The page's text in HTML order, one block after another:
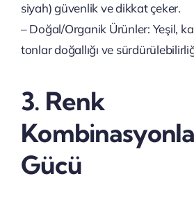
siyah) güvenlik ve dikkat çeker.
– Doğal/Organik Ürünler: Yeşil,
tonlar doğallığı ve
3. Renk
Gücü